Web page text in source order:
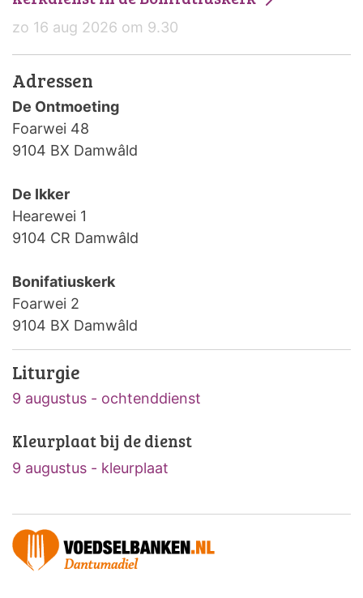
zo 16 aug 2026 om 9.30
Adressen
De Ontmoeting
Foarwei 48
9104 BX Damwâld
De Ikker
Hearewei 1
9104 CR Damwâld
Bonifatiuskerk
Foarwei 2
9104 BX Damwâld
Liturgie
9 augustus - ochtenddienst
Kleurplaat bij de dienst
9 augustus - kleurplaat